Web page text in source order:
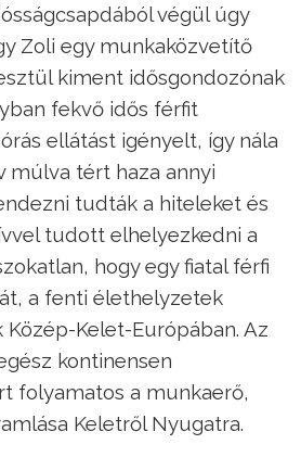
végül úgy
Zoli egy munkaközvetítő
kiment idősgondozónak
fekvő idős férfit
ellátást igényelt, így nála
múlva tért haza annyi
tudták a hiteleket és
tudott elhelyezkedni a
hogy egy fiatal férfi
a fenti élethelyzetek
Kelet-Európában. Az
kontinensen
folyamatos a munkaerő,
Keletről Nyugatra.